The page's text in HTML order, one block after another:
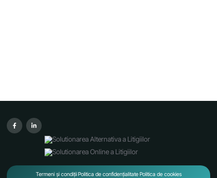
Termeni și condițiiPolitica de confidențialitatePolitica de cookies